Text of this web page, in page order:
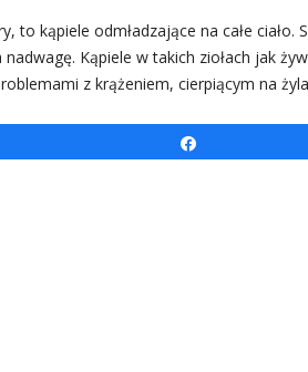
to kąpiele odmładzające na całe ciało.
Kąpiele w takich ziołach jak
z krążeniem, cierpiącym na